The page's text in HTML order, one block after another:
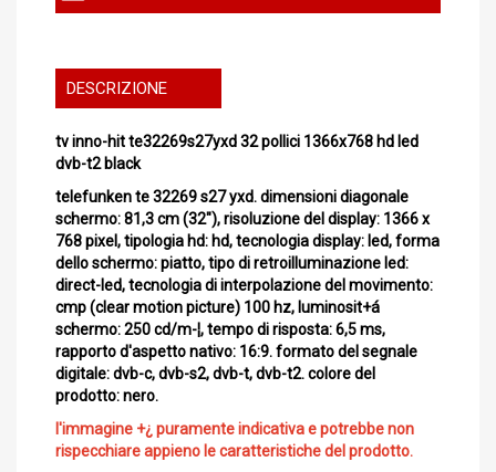
DESCRIZIONE
tv inno-hit te32269s27yxd 32 pollici 1366x768 hd led
dvb-t2 black
telefunken te 32269 s27 yxd. dimensioni diagonale
schermo: 81,3 cm (32"), risoluzione del display: 1366 x
768 pixel, tipologia hd: hd, tecnologia display: led, forma
dello schermo: piatto, tipo di retroilluminazione led:
direct-led, tecnologia di interpolazione del movimento:
cmp (clear motion picture) 100 hz, luminosit+á
schermo: 250 cd/m-¦, tempo di risposta: 6,5 ms,
rapporto d'aspetto nativo: 16:9. formato del segnale
digitale: dvb-c, dvb-s2, dvb-t, dvb-t2. colore del
prodotto: nero.
l'immagine +¿ puramente indicativa e potrebbe non
rispecchiare appieno le caratteristiche del prodotto.